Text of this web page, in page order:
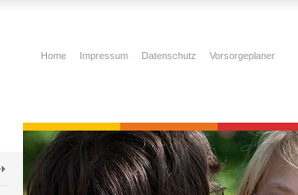
Home Impressum Datenschutz Vorsorgeplaner